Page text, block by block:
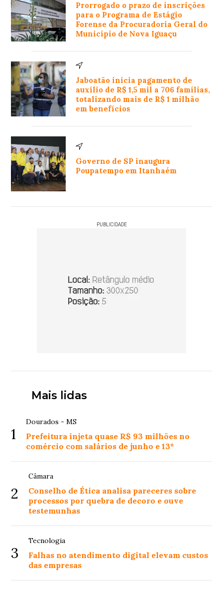
Prorrogado o prazo de inscrições
para o Programa de Estágio
Forense da Procuradoria Geral do
Município de Nova Iguaçu
Jaboatão inicia pagamento de
auxílio de R$ 1,5 mil a 706 famílias,
totalizando mais de R$ 1 milhão
em benefícios
Governo de SP inaugura
Poupatempo em Itanhaém
PUBLICIDADE
Mais lidas
1
Dourados - MS
Prefeitura injeta quase R$ 93 milhões no
comércio com salários de junho e 13º
2
Câmara
Conselho de Ética analisa pareceres sobre
processos por quebra de decoro e ouve
testemunhas
3
Tecnologia
Falhas no atendimento digital elevam custos
das empresas